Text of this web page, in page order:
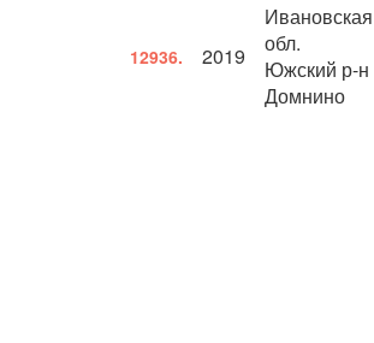
12936. 2019
Ивановская
обл.
Южский р-н
Домнино